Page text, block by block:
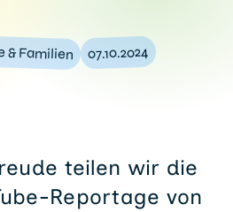
& Familien 07.10.2024
teilen wir die
Reportage von